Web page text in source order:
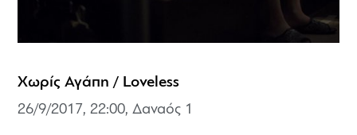
Χωρίς Αγάπη / Loveless
26/9/2017, 22:00, Δαναός 1